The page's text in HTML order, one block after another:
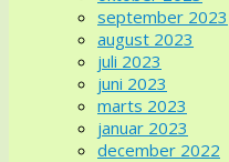
september 2023
august 2023
juli 2023
juni 2023
marts 2023
januar 2023
december 2022